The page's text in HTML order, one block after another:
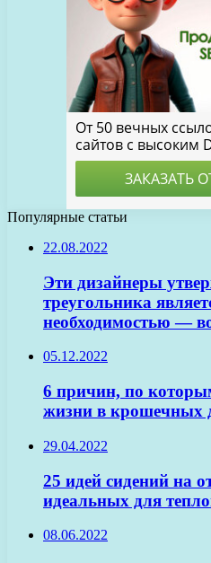
Популярные статьи
22.08.2022
Эти дизайнеры
треугольника
необходимостью —
05.12.2022
6 причин, по
жизни в крошечных
29.04.2022
25 идей сидений на
идеальных для
08.06.2022